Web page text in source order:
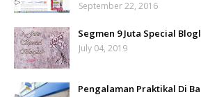
September 22, 2016
Segmen 9 Juta Special
July 04, 2019
Pengalaman Praktikal Di